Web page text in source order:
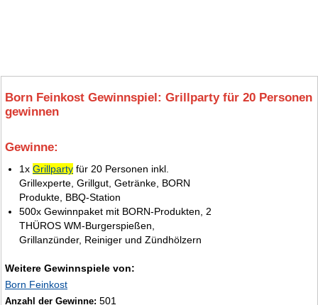
Born Feinkost Gewinnspiel: Grillparty für 20 Personen
gewinnen
Gewinne:
1x Grillparty für 20 Personen inkl.
Grillexperte, Grillgut, Getränke, BORN
Produkte, BBQ-Station
500x Gewinnpaket mit BORN-Produkten, 2
THÜROS WM-Burgerspießen,
Grillanzünder, Reiniger und Zündhölzern
Weitere Gewinnspiele von:
Born Feinkost
Anzahl der Gewinne: 501